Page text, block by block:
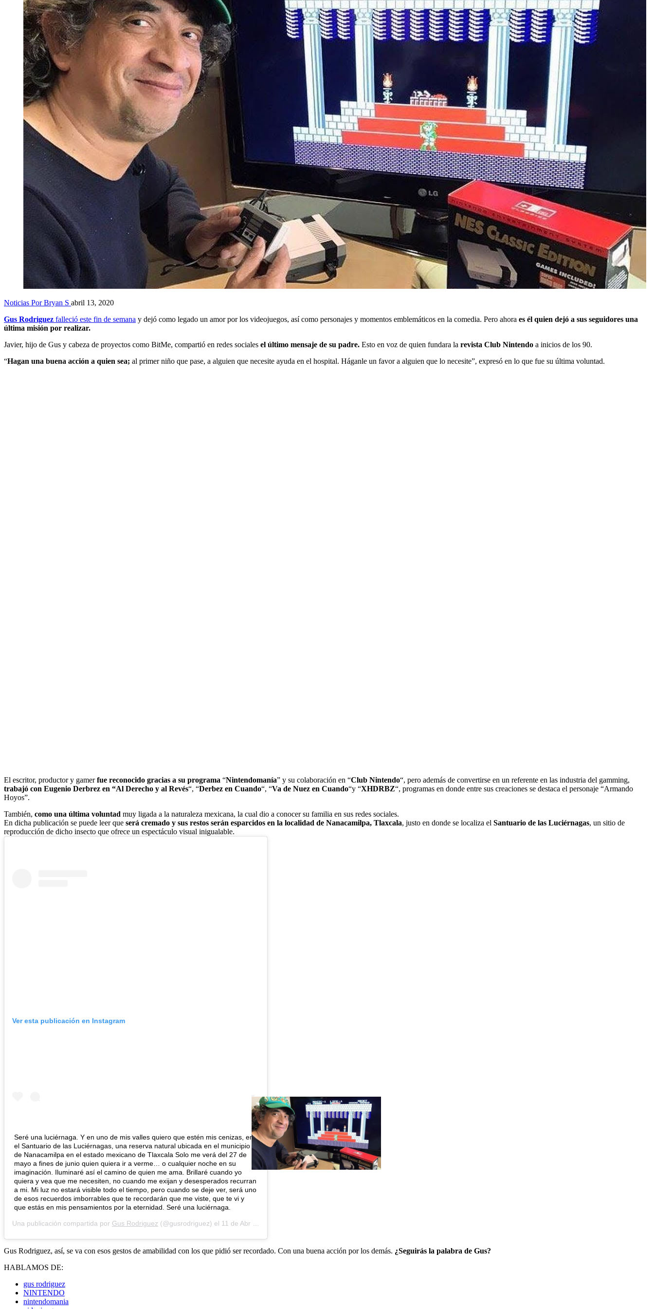
Noticias Por Bryan S abril 13, 2020
Gus Rodriguez falleció este fin de semana y dejó como legado un amor por los videojuegos, así como personajes y momentos emblemáticos en la comedia. Pero ahora es él quien dejó a sus seguidores una
última misión por realizar.
Javier, hijo de Gus y cabeza de proyectos como BitMe, compartió en redes sociales el último mensaje de su padre. Esto en voz de quien fundara la revista Club Nintendo a inicios de los 90.
“Hagan una buena acción a quien sea; al primer niño que pase, a alguien que necesite ayuda en el hospital. Háganle un favor a alguien que lo necesite”, expresó en lo que fue su última voluntad.
El escritor, productor y gamerfue reconocido gracias a su programa “Nintendomanía” y su colaboración en “Club Nintendo“, pero además de convertirse en un referente en las industria del gamming,
trabajó con Eugenio Derbrez en “Al Derecho y al Revés“, “Derbez en Cuando“, “Va de Nuez en Cuando“y “XHDRBZ“, programas en donde entre sus creaciones se destaca el personaje “Armando
Hoyos”.
También, como una última voluntad muy ligada a la naturaleza mexicana, la cual dio a conocer su familia en sus redes sociales.
En dicha publicación se puede leer que será cremado y sus restos serán esparcidos en la localidad de Nanacamilpa, Tlaxcala, justo en donde se localiza el Santuario de las Luciérnagas, un sitio de
reproducción de dicho insecto que ofrece un espectáculo visual inigualable.
Ver esta publicación en Instagram
Seré una luciérnaga. Y en uno de mis valles quiero que estén mis cenizas, en
el Santuario de las Luciérnagas, una reserva natural ubicada en el municipio
de Nanacamilpa en el estado mexicano de Tlaxcala Solo me verá del 27 de
mayo a fines de junio quien quiera ir a verme… o cualquier noche en su
imaginación. Iluminaré así el camino de quien me ama. Brillaré cuando yo
quiera y vea que me necesiten, no cuando me exijan y desesperados recurran
a mi. Mi luz no estará visible todo el tiempo, pero cuando se deje ver, será uno
de esos recuerdos imborrables que te recordarán que me viste, que te vi y
que estás en mis pensamientos por la eternidad. Seré una luciérnaga.
Una publicación compartida por Gus Rodriguez (@gusrodriguez) el 11 de Abr de 2020 a las 6:40 PDT
Gus Rodriguez, así, se va con esos gestos de amabilidad con los que pidió ser recordado. Con una buena acción por los demás. ¿Seguirás la palabra de Gus?
HABLAMOS DE:
gus rodriguez
NINTENDO
nintendomania